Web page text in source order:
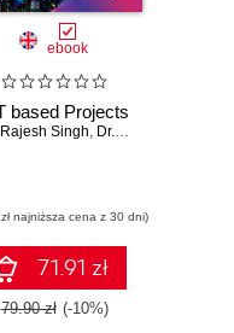
ebook
based Projects
Rajesh Singh, Dr. Anita Gehlot
najniższa cena z 30 dni)
71.91 zł
79.90 zł (-10%)